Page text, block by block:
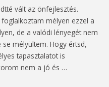
vált az önfejlesztés.
mélyen ezzel a
de a valódi lényegét nem
mélyültem. Hogy értsd,
tapasztalatot is
nem a jó és …